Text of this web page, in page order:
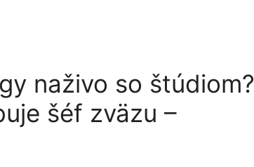
naživo so štúdiom?
šéf zväzu –